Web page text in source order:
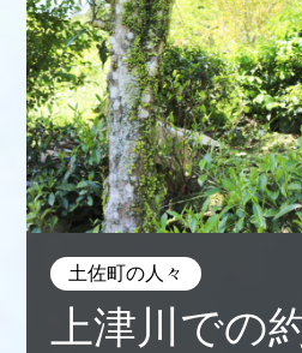
土佐町の人々
上津川での